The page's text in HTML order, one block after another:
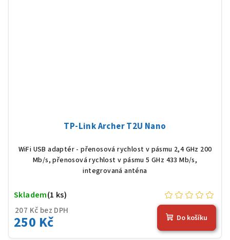
TP-Link Archer T2U Nano
WiFi USB adaptér - přenosová rychlost v pásmu 2,4 GHz 200
Mb/s, přenosová rychlost v pásmu 5 GHz 433 Mb/s,
integrovaná anténa
207 Kč bez DPH
250 Kč
Skladem(1 ks)
Do košíku